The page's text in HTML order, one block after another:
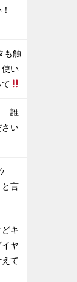
！
も触
い
誰
さい
と言
キ
ヤ
て